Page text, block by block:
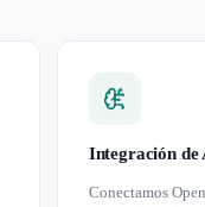
Integración de
Conectamos